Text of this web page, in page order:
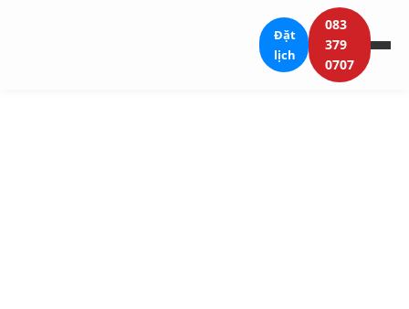
Đặt
lịch
083
379
0707